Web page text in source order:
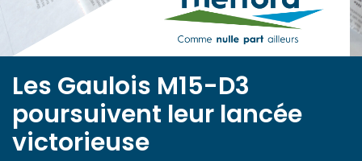
Les Gaulois M15-D3
poursuivent leur lancée
victorieuse